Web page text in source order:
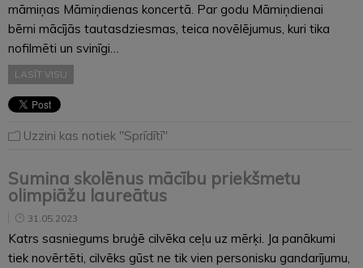
māmiņas Māmiņdienas koncertā. Par godu Māmiņdienai
bērni mācījās tautasdziesmas, teica novēlējumus, kuri tika
nofilmēti un svinīgi…
LASĪT VISU
Uzzini kas notiek "Sprīdītī"
Sumina skolēnus mācību priekšmetu
olimpiāžu laureātus
31.05.2023
Katrs sasniegums bruģē cilvēka ceļu uz mērķi. Ja panākumi
tiek novērtēti, cilvēks gūst ne tik vien personisku gandarījumu,